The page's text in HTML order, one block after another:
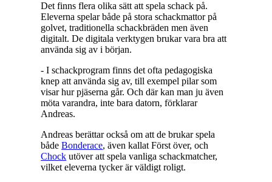
Det finns flera olika sätt att spela schack på.
Eleverna spelar både på stora schackmattor på
golvet, traditionella schackbräden men även
digitalt. De digitala verktygen brukar vara bra att
använda sig av i början.
- I schackprogram finns det ofta pedagogiska
knep att använda sig av, till exempel pilar som
visar hur pjäserna går. Och där kan man ju även
möta varandra, inte bara datorn, förklarar
Andreas.
Andreas berättar också om att de brukar spela
bådeBonderace, även kallat Först över, och
Chock utöver att spela vanliga schackmatcher,
vilket eleverna tycker är väldigt roligt.